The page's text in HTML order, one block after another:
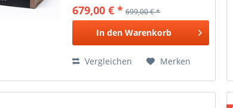
Stereo CDs. CD Box DS2T ist als
exklusiver CD Transport
gestaltet...
679,00 € * 699,00 € *
In den Warenkorb
Vergleichen Merken